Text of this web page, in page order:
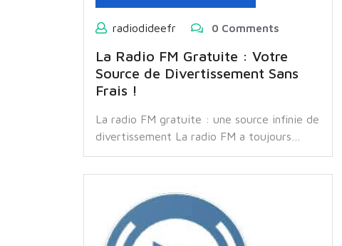
radiodideefr 0 Comments
La Radio FM Gratuite : Votre
Source de Divertissement Sans
Frais !
La radio FM gratuite : une source infinie de
divertissement La radio FM a toujours…